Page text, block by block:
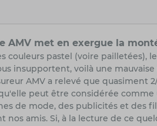
AMV met en exergue la
couleurs pastel (voire pailletées),
insupportent, voilà une
AMV a relevé que quasiment
peut être considérée comme
de mode, des publicités et des
amis. Si, à la lecture de ce